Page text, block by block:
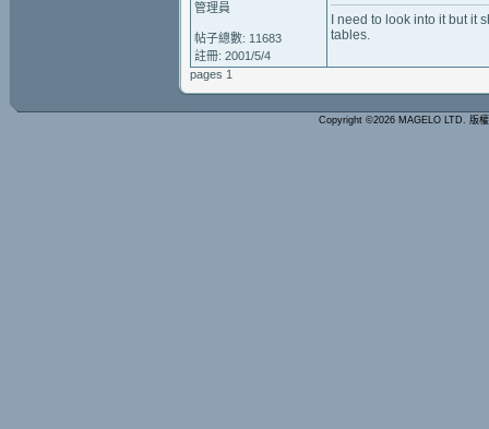
管理員
帖子總數: 11683
註冊: 2001/5/4
I need to look into it but it
tables.
pages 1
Copyright ©2026 MAGELO LTD. 版